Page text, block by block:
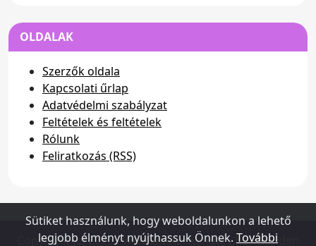
OLDALAK
Szerzők oldala
Kapcsolati űrlap
Adatvédelmi szabályzat
Feltételek és feltételek
Rólunk
Feliratkozás (RSS)
Copyright (c) 2026 - www.dusterhungary.hu - Minden
Sütiket használunk, hogy weboldalunkon a lehető
legjobb élményt nyújthassuk Önnek. További